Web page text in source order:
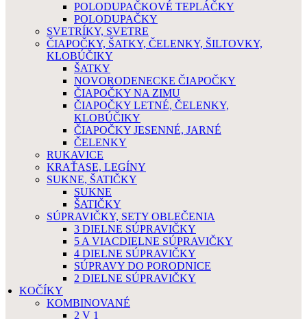
POLODUPAČKOVÉ TEPLÁČKY
POLODUPAČKY
SVETRÍKY, SVETRE
ČIAPOČKY, ŠATKY, ČELENKY, ŠILTOVKY,
KLOBÚČIKY
ŠATKY
NOVORODENECKE ČIAPOČKY
ČIAPOČKY NA ZIMU
ČIAPOČKY LETNÉ, ČELENKY,
KLOBÚČIKY
ČIAPOČKY JESENNÉ, JARNÉ
ČELENKY
RUKAVICE
KRAŤASE, LEGÍNY
SUKNE, ŠATIČKY
SUKNE
ŠATIČKY
SÚPRAVIČKY, SETY OBLEČENIA
3 DIELNE SÚPRAVIČKY
5 A VIACDIELNE SÚPRAVIČKY
4 DIELNE SÚPRAVIČKY
SÚPRAVY DO PORODNICE
2 DIELNE SÚPRAVIČKY
KOČÍKY
KOMBINOVANÉ
2 V 1